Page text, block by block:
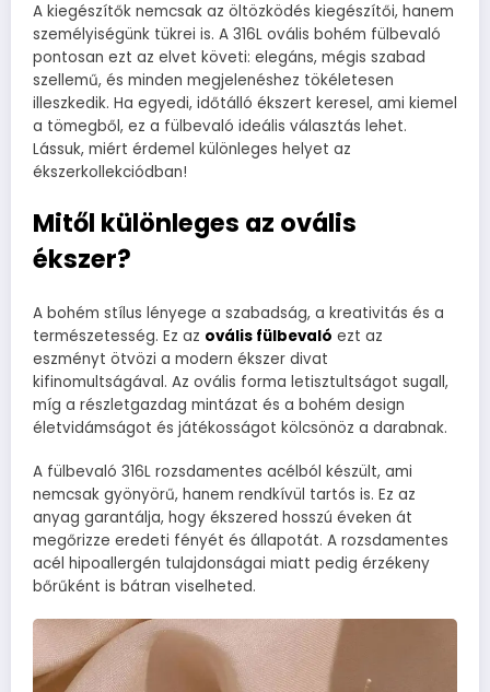
A kiegészítők nemcsak az öltözködés kiegészítői, hanem
személyiségünk tükrei is. A 316L ovális bohém fülbevaló
pontosan ezt az elvet követi: elegáns, mégis szabad
szellemű, és minden megjelenéshez tökéletesen
illeszkedik. Ha egyedi, időtálló ékszert keresel, ami kiemel
a tömegből, ez a fülbevaló ideális választás lehet.
Lássuk, miért érdemel különleges helyet az
ékszerkollekciódban!
Mitől különleges az ovális
ékszer?
A bohém stílus lényege a szabadság, a kreativitás és a
természetesség. Ez az ovális fülbevaló ezt az
eszményt ötvözi a modern ékszer divat
kifinomultságával. Az ovális forma letisztultságot sugall,
míg a részletgazdag mintázat és a bohém design
életvidámságot és játékosságot kölcsönöz a darabnak.
A fülbevaló 316L rozsdamentes acélból készült, ami
nemcsak gyönyörű, hanem rendkívül tartós is. Ez az
anyag garantálja, hogy ékszered hosszú éveken át
megőrizze eredeti fényét és állapotát. A rozsdamentes
acél hipoallergén tulajdonságai miatt pedig érzékeny
bőrűként is bátran viselheted.